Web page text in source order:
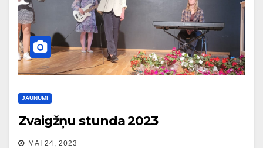
JAUNUMI
Zvaigžņu stunda 2023
MAI 24, 2023